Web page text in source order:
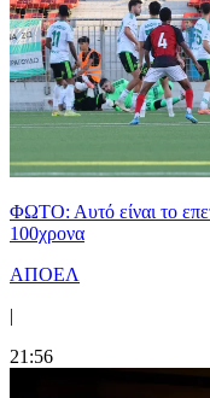
ΦΩΤΟ: Αυτό είναι το
100χρονα
ΑΠΟΕΛ
|
21:56